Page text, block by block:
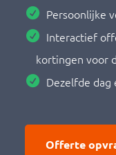
Persoonlijke
Interactief
kortingen voor
Dezelfde
Offerte